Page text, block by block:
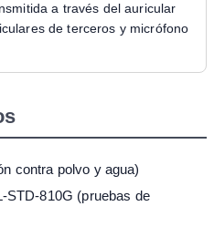
a través del auricular
de terceros y micrófono
contra polvo y agua)
STD-810G (pruebas de